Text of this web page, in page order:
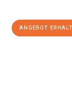
ANGEBOT